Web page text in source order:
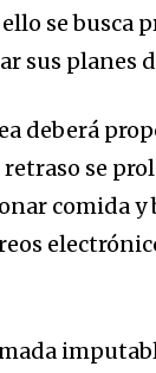
se busca
sus planes
deberá
retraso se
comida